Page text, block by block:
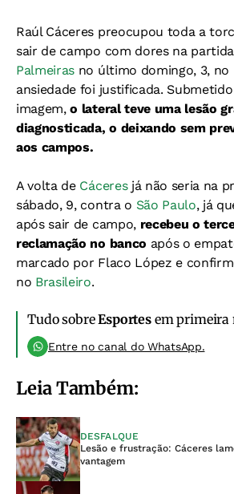
Raúl Cáceres preocupou toda a
sair de campo com dores na
Palmeiras no último domingo, 3, no
ansiedade foi justificada.
imagem,o lateral teve uma lesão
diagnosticada, o deixando sem
aos campos.
A volta de Cáceresjá não seria na
sábado, 9, contra o São Paulo, já
após sair de campo,recebeu o
reclamação no banco após o
marcado por Flaco López e
no Brasileiro.
Tudo sobreEsportesem primeira
Entre no canal do WhatsApp.
Leia Também:
DESFALQUE
Lesão e frustração: Cáceres
vantagem